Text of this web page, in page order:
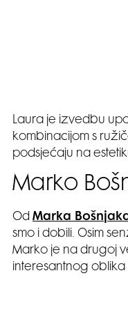
Laura je izvedbu
kombinacijom s
podsjećaju na
Marko
Od Marka
smo i dobili. Osim
Marko je na drugoj
interesantnog